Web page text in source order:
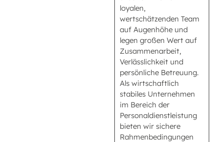
loyalen,
wertschätzenden Team
auf Augenhöhe und
legen großen Wert auf
Zusammenarbeit,
Verlässlichkeit und
persönliche Betreuung.
Als wirtschaftlich
stabiles Unternehmen
im Bereich der
Personaldienstleistung
bieten wir sichere
Rahmenbedingungen